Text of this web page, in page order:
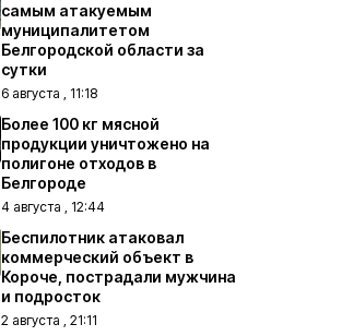
самым атакуемым
муниципалитетом
Белгородской области за
сутки
6 августа , 11:18
Более 100 кг мясной
продукции уничтожено на
полигоне отходов в
Белгороде
4 августа , 12:44
Беспилотник атаковал
коммерческий объект в
Короче, пострадали мужчина
и подросток
2 августа , 21:11